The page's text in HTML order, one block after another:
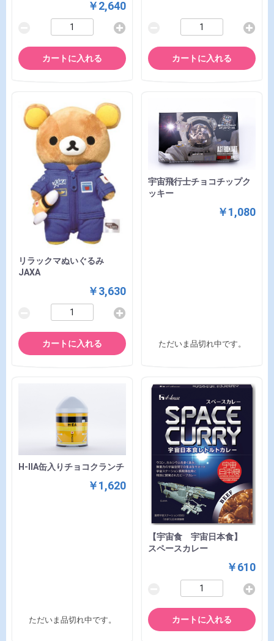
￥2,640
カートに入れる カートに入れる
リラックマぬいぐるみ
JAXA
￥3,630
カートに入れる
宇宙飛行士チョコチップク
ッキー
￥1,080
ただいま品切れ中です。
H-IIA缶入りチョコクランチ
￥1,620
ただいま品切れ中です。
【宇宙食 宇宙日本食】
スペースカレー
￥610
カートに入れる